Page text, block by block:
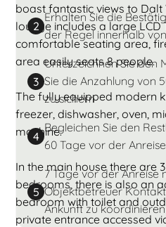
boast fantastic views to Dalt
lounge includes a large LCD
comfortable seating area,
area easily seats 8 people.
The fully equipped modern
freezer, dishwasher, oven,
machine.
In the main house there are
bedrooms, there is also an
bedroom with toilet and
private entrance accessed
2
Erhalten Sie die
der Regel innerhalb
3
Unterzeichnen Sie den
Sie die Anzahlung von
zu sichern
4
Begleichen Sie den
60 Tage vor der Anreise
5
7 Tage vor der Anreise
Objektbetreuer
Ankunft zu koordinieren